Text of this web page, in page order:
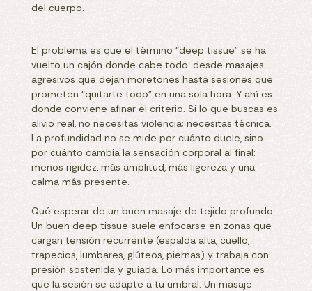
del cuerpo.
El problema es que el término “deep tissue” se ha
vuelto un cajón donde cabe todo: desde masajes
agresivos que dejan moretones hasta sesiones que
prometen “quitarte todo” en una sola hora. Y ahí es
donde conviene afinar el criterio. Si lo que buscas es
alivio real, no necesitas violencia; necesitas técnica.
La profundidad no se mide por cuánto duele, sino
por cuánto cambia la sensación corporal al final:
menos rigidez, más amplitud, más ligereza y una
calma más presente.
Qué esperar de un buen masaje de tejido profundo:
Un buen deep tissue suele enfocarse en zonas que
cargan tensión recurrente (espalda alta, cuello,
trapecios, lumbares, glúteos, piernas) y trabaja con
presión sostenida y guiada. Lo más importante es
que la sesión se adapte a tu umbral. Un masaje